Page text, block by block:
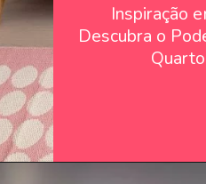
Inspiração
Descubra o